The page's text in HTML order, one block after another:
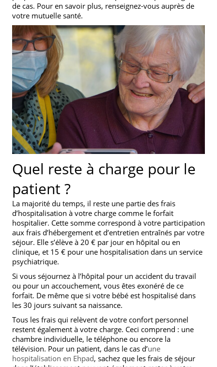
de cas. Pour en savoir plus, renseignez-vous auprès de
votre mutuelle santé.
Quel reste à charge pour le
patient ?
La majorité du temps, il reste une partie des frais
d’hospitalisation à votre charge comme le forfait
hospitalier. Cette somme correspond à votre participation
aux frais d’hébergement et d’entretien entraînés par votre
séjour. Elle s’élève à 20 € par jour en hôpital ou en
clinique, et 15 € pour une hospitalisation dans un service
psychiatrique.
Si vous séjournez à l’hôpital pour un accident du travail
ou pour un accouchement, vous êtes exonéré de ce
forfait. De même que si votre bébé est hospitalisé dans
les 30 jours suivant sa naissance.
Tous les frais qui relèvent de votre confort personnel
restent également à votre charge. Ceci comprend : une
chambre individuelle, le téléphone ou encore la
télévision. Pour un patient, dans le cas d’une
hospitalisation en Ehpad, sachez que les frais de séjour